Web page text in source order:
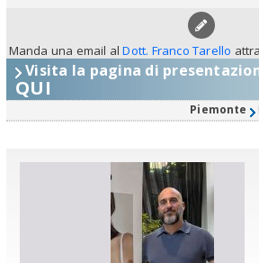
Manda una email alDott. Franco Tarello
Visita la pagina di
QUI
Piemonte